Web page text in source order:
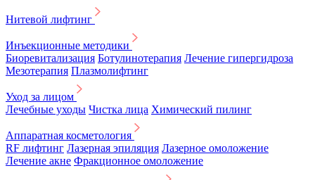
Нитевой лифтинг
Инъекционные методики
Биоревитализация Ботулинотерапия Лечение гипергидроза
Мезотерапия Плазмолифтинг
Уход за лицом
Лечебные уходы Чистка лица Химический пилинг
Аппаратная косметология
RF лифтинг Лазерная эпиляция Лазерное омоложение
Лечение акне Фракционное омоложение